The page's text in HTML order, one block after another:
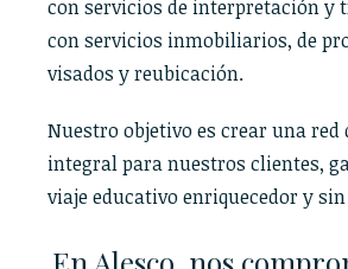
con servicios de interpretación y
con servicios inmobiliarios, de
visados y reubicación.
Nuestro objetivo es crear una red
integral para nuestros clientes,
viaje educativo enriquecedor y